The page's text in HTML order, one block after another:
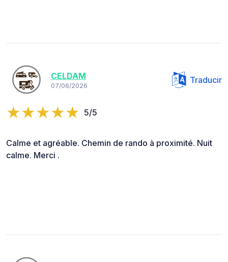
CELDAM
07/06/2026
Traducir
5/5
Calme et agréable. Chemin de rando à proximité. Nuit
calme. Merci .